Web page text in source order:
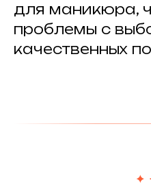
для маникюра,
проблемы с
качественных